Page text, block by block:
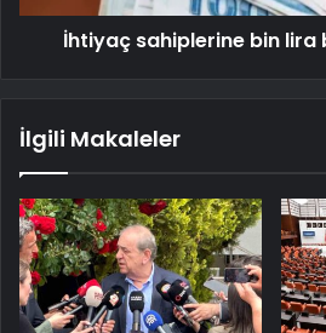
İhtiyaç sahiplerine bin
İlgili Makaleler